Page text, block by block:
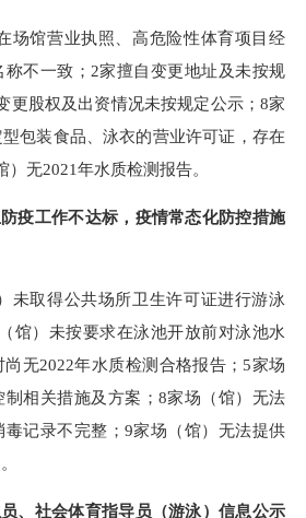
场馆营业执照、高危险性体育项目经
不一致； 2家擅自变更地址及未按规
更股权及出资情况未按规定公示； 8家
包装食品、泳衣的营业许可证，存在
）无2021年水质检测报告。
防疫工作不达标，疫情常态化防控措施
未取得公共场所卫生许可证进行游泳
馆）未按要求在泳池开放前对泳池水
尚无2022年水质检测合格报告； 5家场
制相关措施及方案； 8家场（馆）无法
记录不完整； 9家场（馆）无法提供
员、社会体育指导员（游泳）信息公示